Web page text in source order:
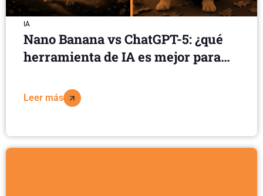
IA
Nano Banana vs ChatGPT-5: ¿qué
herramienta de IA es mejor para
Leer más